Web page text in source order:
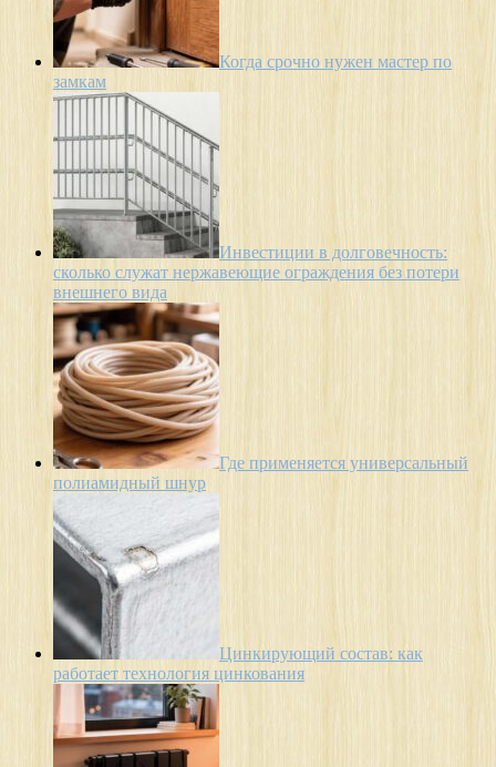
Когда срочно нужен мастер по
замкам
Инвестиции в долговечность:
сколько служат нержавеющие ограждения без потери
внешнего вида
Где применяется универсальный
полиамидный шнур
Цинкирующий состав: как
работает технология цинкования